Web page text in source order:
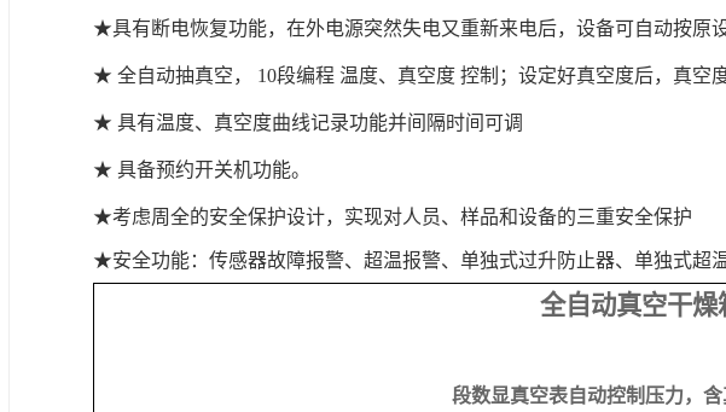
★具有断电恢复功能，在外电源突然失电又重新来电后，设备可自动按原
★ 全自动抽真空， 10段编程 温度、真空度 控制；设定好真空度后，真空
★ 具有温度、真空度曲线记录功能并间隔时间可调
★ 具备预约开关机功能。
★考虑周全的安全保护设计，实现对人员、样品和设备的三重安全保护
★安全功能：传感器故障报警、超温报警、单独式过升防止器、单独式超
全自动真空干燥
段数显真空表自动控制压力，